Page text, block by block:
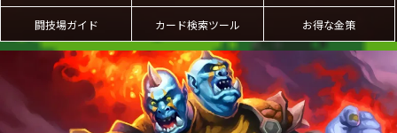
闘技場ガイド カード検索ツール お得な金策